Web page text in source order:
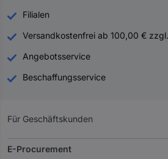
Filialen
Versandkostenfrei ab 100,00 €
Angebotsservice
Beschaffungsservice
Für Geschäftskunden
E-Procurement